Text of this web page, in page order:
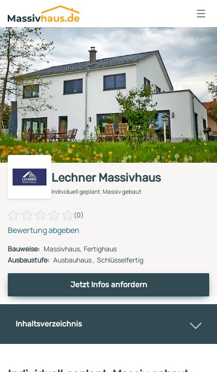
Massivhaus
Logo
Anmelden
Lechner Massivhaus
Individuell geplant. Massiv gebaut
(0)
Bewertung abgeben
Bauweise: Massivhaus Fertighaus
Ausbaustufe: Ausbauhaus Schlüsselfertig
Jetzt Infos anfordern
Inhaltsverzeichnis